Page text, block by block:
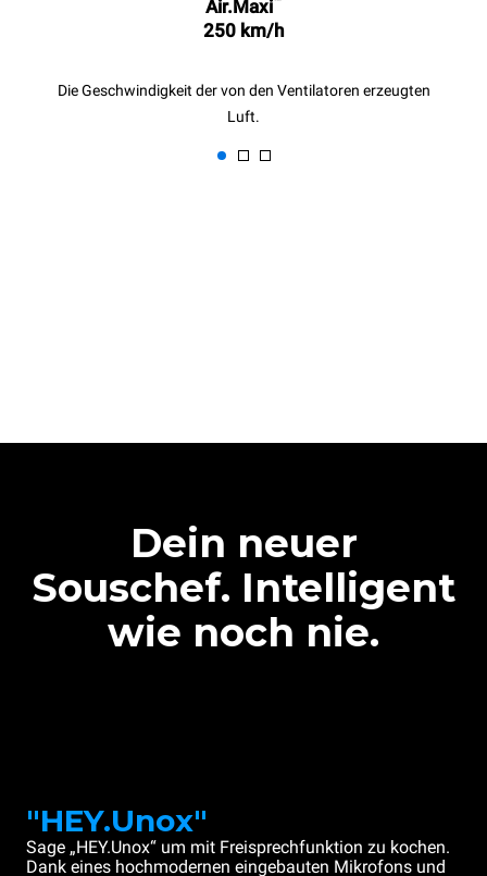
Air.Maxi
250 km/h
Die Geschwindigkeit der von den Ventilatoren erzeugten
Luft.
Dein neuer
Souschef. Intelligent
wie noch nie.
"HEY.Unox"
Sage „HEY.Unox“ um mit Freisprechfunktion zu kochen.
Dank eines hochmodernen eingebauten Mikrofons und